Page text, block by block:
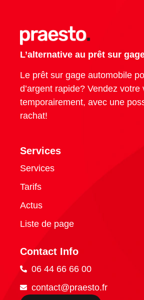
L’alternative au prêt sur
Le prêt sur gage automobile
d’argent rapide? Vendez votre
temporairement, avec une
rachat!
Services
Services
Tarifs
Actus
Liste de page
Contact Info
06 44 66 66 00
contact@praesto.fr